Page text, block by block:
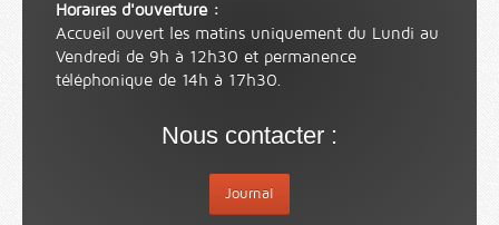
Horaires d'ouverture :
Accueil ouvert les matins uniquement du Lundi au
Vendredi de 9h à 12h30 et permanence
téléphonique de 14h à 17h30.
Nous contacter :
Journal